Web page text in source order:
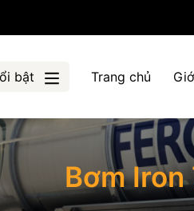
bật Trang chủ
Bơm Iron